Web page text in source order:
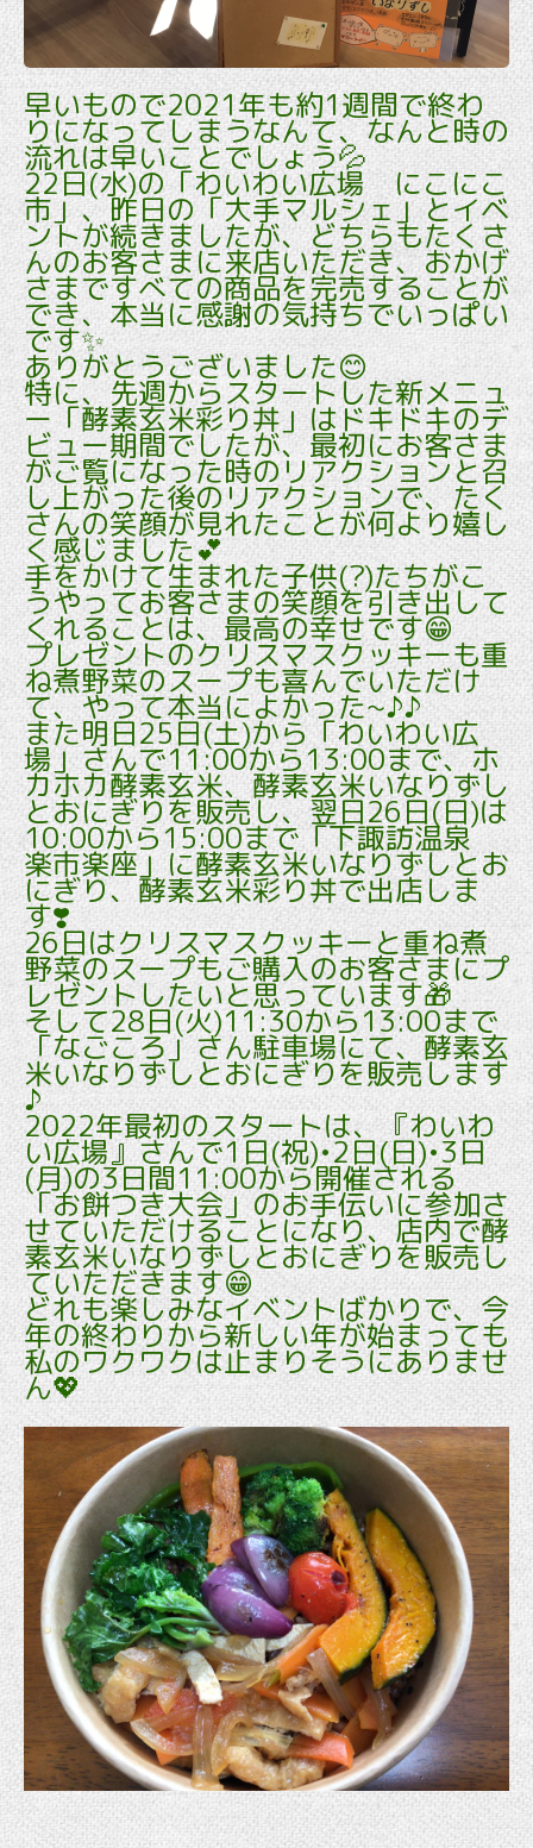
早いもので2021年も約1週間で終わ
りになってしまうなんて、なんと時の
流れは早いことでしょう💦
22日(水)の「わいわい広場 にこにこ
市」、昨日の「大手マルシェ」とイベ
ントが続きましたが、どちらもたくさ
んのお客さまに来店いただき、おかげ
さまですべての商品を完売することが
でき、本当に感謝の気持ちでいっぱい
です✨
ありがとうございました😊
特に、先週からスタートした新メニュ
ー「酵素玄米彩り丼」はドキドキのデ
ビュー期間でしたが、最初にお客さま
がご覧になった時のリアクションと召
し上がった後のリアクションで、たく
さんの笑顔が見れたことが何より嬉し
く感じました💕
手をかけて生まれた子供(?)たちがこ
うやってお客さまの笑顔を引き出して
くれることは、最高の幸せです😁
プレゼントのクリスマスクッキーも重
ね煮野菜のスープも喜んでいただけ
て、やって本当によかった~♪♪
また明日25日(土)から「わいわい広
場」さんで11:00から13:00まで、ホ
カホカ酵素玄米、酵素玄米いなりずし
とおにぎりを販売し、翌日26日(日)は
10:00から15:00まで「下諏訪温泉
楽市楽座」に酵素玄米いなりずしとお
にぎり、酵素玄米彩り丼で出店しま
す❣️
26日はクリスマスクッキーと重ね煮
野菜のスープもご購入のお客さまにプ
レゼントしたいと思っています🎁
そして28日(火)11:30から13:00まで
「なごころ」さん駐車場にて、酵素玄
米いなりずしとおにぎりを販売します
♪
2022年最初のスタートは、『わいわ
い広場』さんで1日(祝)•2日(日)•3日
(月)の3日間11:00から開催される
「お餅つき大会」のお手伝いに参加さ
せていただけることになり、店内で酵
素玄米いなりずしとおにぎりを販売し
ていただきます😁
どれも楽しみなイベントばかりで、今
年の終わりから新しい年が始まっても
私のワクワクは止まりそうにありませ
ん💖